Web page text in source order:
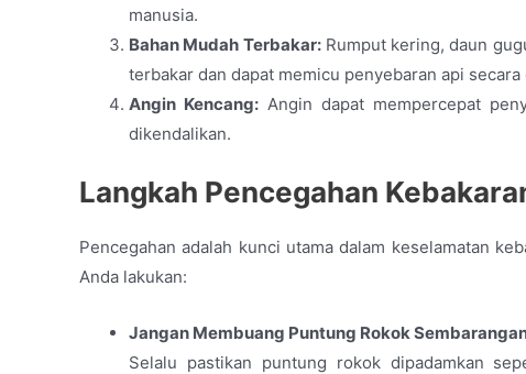
manusia.
Bahan Mudah Terbakar:Rumput kering, daun
terbakar dan dapat memicu penyebaran api secara
Angin Kencang:Angin dapat mempercepat
dikendalikan.
Langkah Pencegahan
Pencegahan adalah kunci utama dalam keselamatan
Anda lakukan:
Jangan Membuang Puntung Rokok
Selalu pastikan puntung rokok dipadamkan